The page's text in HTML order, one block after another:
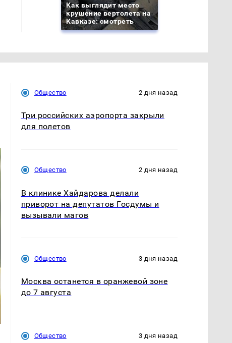
Как выглядит место
крушение вертолета на
Кавказе: смотреть
Общество 2 дня назад
Три российских аэропорта закрыли
для полетов
Общество 2 дня назад
В клинике Хайдарова делали
приворот на депутатов Госдумы и
вызывали магов
Общество 3 дня назад
Москва останется в оранжевой зоне
до 7 августа
Общество 3 дня назад